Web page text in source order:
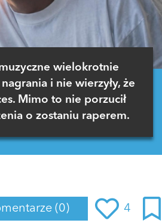
wielokrotnie
i nie wierzyły, że
Mimo to nie porzucił
o zostaniu raperem.
(0) 4